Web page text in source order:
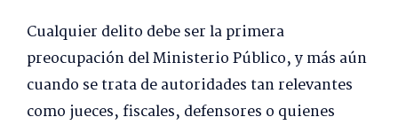
Cualquier delito debe ser la primera
preocupación del Ministerio Público, y más aún
cuando se trata de autoridades tan relevantes
como jueces, fiscales, defensores o quienes